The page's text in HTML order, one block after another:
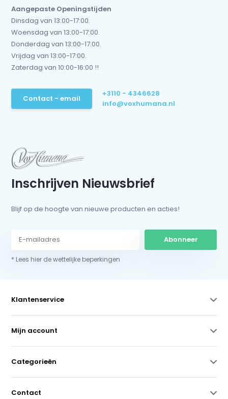
Aangepaste Openingstijden
Dinsdag van 13:00-17:00.
Woensdag van 13:00-17:00.
Donderdag van 13:00-17:00.
Vrijdag van 13:00-17:00.
Zaterdag van 10:00-16:00 !!
Contact - email
+3110 - 4346628
info@voxhumana.nl
Inschrijven Nieuwsbrief
Blijf op de hoogte van nieuwe producten en acties!
Abonneer
* Lees hier de wettelijke beperkingen
Klantenservice
Mijn account
Categorieën
Contact